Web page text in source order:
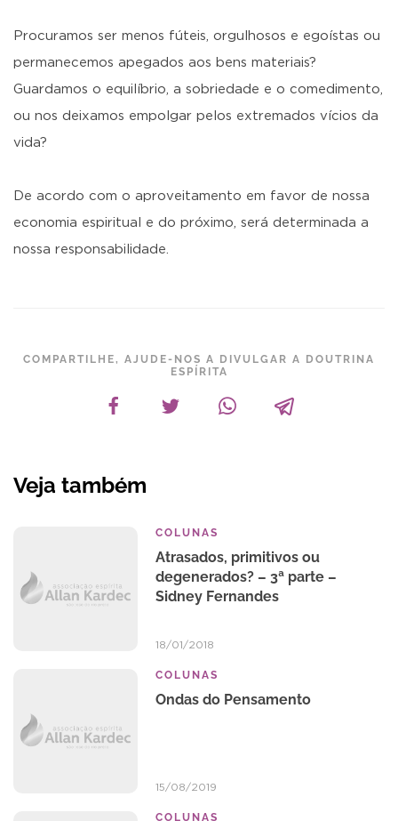
Procuramos ser menos fúteis, orgulhosos e egoístas ou
permanecemos apegados aos bens materiais?
Guardamos o equilíbrio, a sobriedade e o comedimento,
ou nos deixamos empolgar pelos extremados vícios da
vida?
De acordo com o aproveitamento em favor de nossa
economia espiritual e do próximo, será determinada a
nossa responsabilidade.
COMPARTILHE, AJUDE-NOS A DIVULGAR A DOUTRINA
ESPÍRITA
Veja também
COLUNAS
Atrasados, primitivos ou
degenerados? – 3ª parte –
Sidney Fernandes
18/01/2018
COLUNAS
Ondas do Pensamento
15/08/2019
COLUNAS